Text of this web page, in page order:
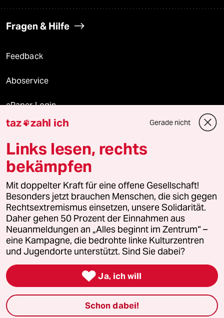
Fragen & Hilfe
Feedback
Aboservice
ePaper Login
Downloads für Abonnierende
© 2026 taz Verlags und Vertriebs GmbH
Alle Rechte vorbehalten. Bei rechtlichen Fragen oder für Genehmigungen
wenden Sie sich bitte an
lizenzen@taz.de
Feedback Redaktionsstatut Kommune-Richtlinien
Leitlinie Informant Datenschutz Impressum AGB
Seitenwende Einwilligungen widerrufen (Ads)
taz zahl ich Gerade nicht
Links lesen, rechts
bekämpfen
Mit doppelter Kraft für eine offene Gesellschaft!
Besonders jetzt brauchen Menschen, die sich gegen
Rechtsextremismus einsetzen, unsere Solidarität.
Daher gehen 50 Prozent der Einnahmen aus
Neuanmeldungen an „Alles beginnt im Zentrum“ –
eine Kampagne, die bedrohte linke Kulturzentren
und Jugendorte unterstützt. Sind Sie dabei?
 Ja, ich will
Schon dabei!